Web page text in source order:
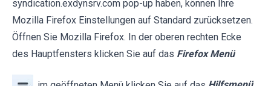
syndication.exdynsrv.com pop-up haben, können Ihre
Mozilla Firefox Einstellungen auf Standard zurücksetzen.
Öffnen Sie Mozilla Firefox. In der oberen rechten Ecke
des Hauptfensters klicken Sie auf das Firefox Menü